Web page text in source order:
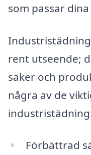
som passar
rent utseende;
säker och
några av de
Förbättrad